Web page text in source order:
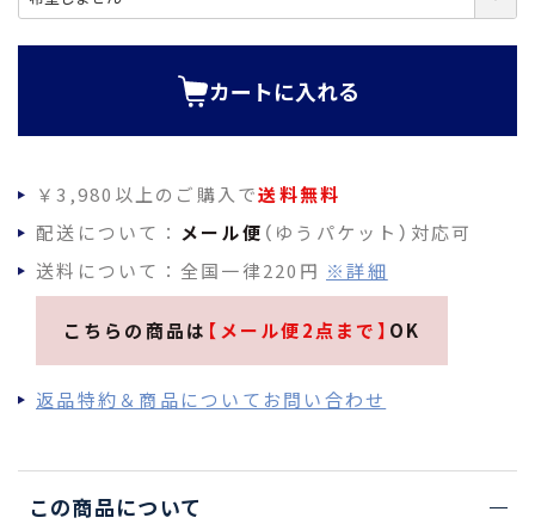
必
カートに入れる
￥3,980以上のご購入で送料無料
配送について： メール便 （ゆうパケット）対応可
送料について：全国一律220円 ※詳細
こちらの商品は 【メール便2点まで】 OK
返品特約＆商品についてお問い合わせ
この商品について